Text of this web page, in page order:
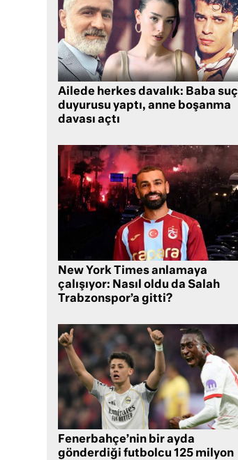
Ailede herkes davalık: Baba suç
duyurusu yaptı, anne boşanma
davası açtı
New York Times anlamaya
çalışıyor: Nasıl oldu da Salah
Trabzonspor’a gitti?
Fenerbahçe’nin bir ayda
gönderdiği futbolcu 125 milyon